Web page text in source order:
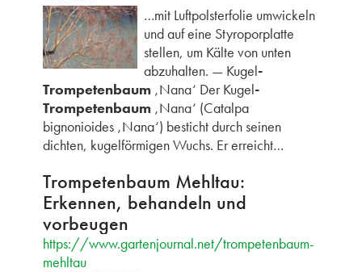
…mit Luftpolsterfolie umwickeln
und auf eine Styroporplatte
stellen, um Kälte von unten
abzuhalten. — Kugel-
Trompetenbaum‚Nana‘ Der Kugel-
Trompetenbaum‚Nana‘ (Catalpa
bignonioides ‚Nana‘) besticht durch seinen
dichten, kugelförmigen Wuchs. Er erreicht…
Trompetenbaum Mehltau:
Erkennen, behandeln und
vorbeugen
https://www.gartenjournal.net/trompetenbaum-
mehltau